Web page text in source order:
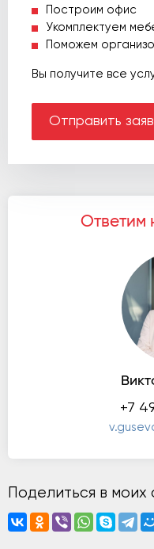
Построим офис
Укомплектуем
Поможем
Вы получите все
Отправить
Ответим
+7
Поделиться в моих